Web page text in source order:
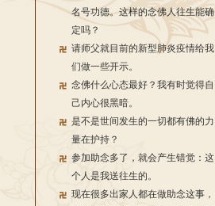
名号功德。这样的念佛人往生能确
定吗？
请师父就目前的新型肺炎疫情给我
们做一些开示。
念佛什么心态最好？我有时觉得自
己内心很黑暗。
是不是世间发生的一切都有佛的力
量在护持？
参加助念多了，就会产生错觉：这
个人是我送往生的。
现在很多出家人都在做助念这事，